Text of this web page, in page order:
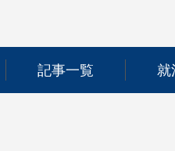
記事一覧 就